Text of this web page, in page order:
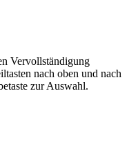
Vervollständigung
nach oben und nach
zur Auswahl.